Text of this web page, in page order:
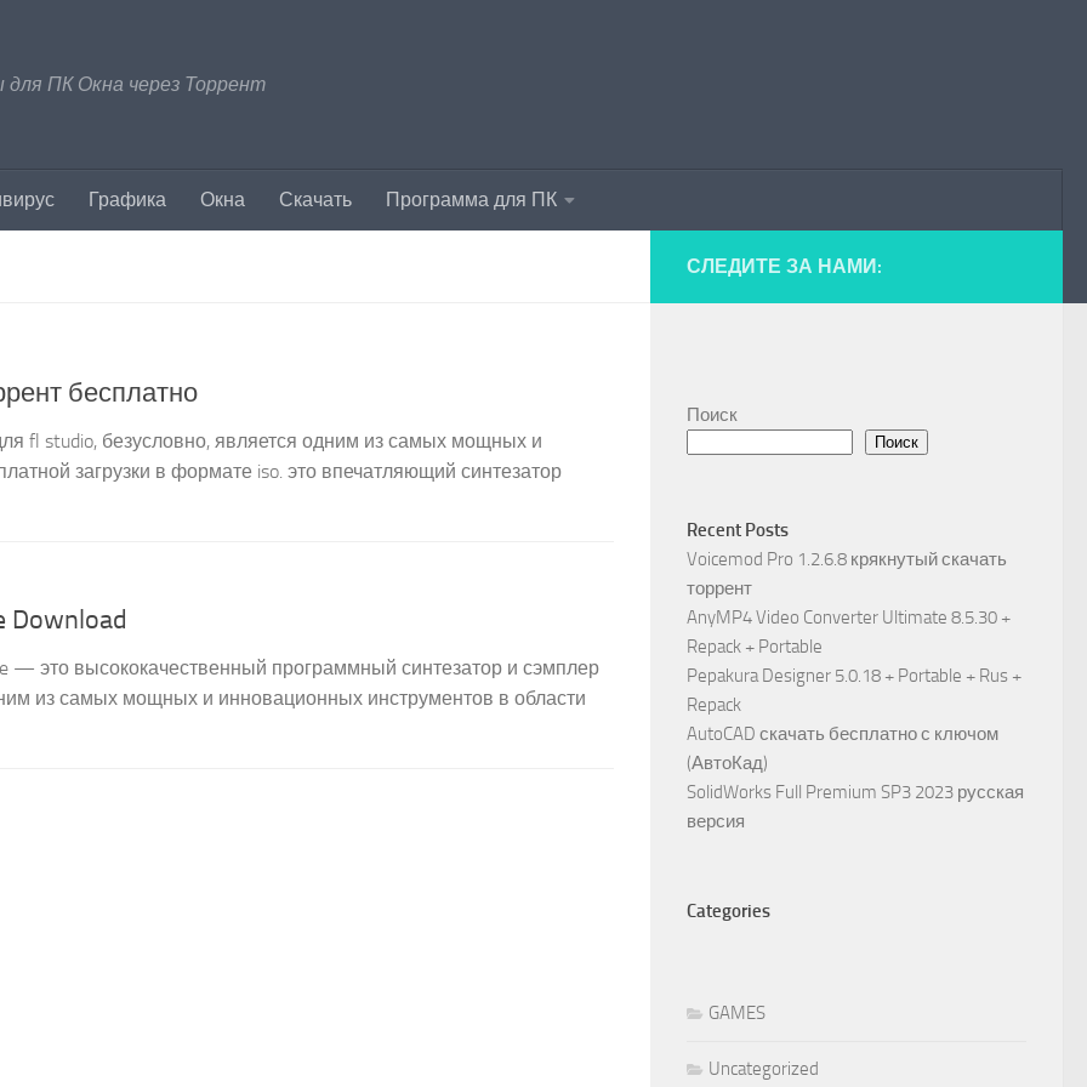
ПК Окна через Торрент
Графика Окна Скачать Программа для ПК
бесплатно
fl studio, безусловно, является одним из самых мощных и
загрузки в формате iso. это впечатляющий синтезатор
Download
— это высококачественный программный синтезатор и сэмплер
из самых мощных и инновационных инструментов в области
СЛЕДИТЕ ЗА НАМИ:
Поиск
Поиск
Recent Posts
Voicemod Pro 1.2.6.8 крякнутый скачать
торрент
AnyMP4 Video Converter Ultimate 8.5.30 +
Repack + Portable
Pepakura Designer 5.0.18 + Portable + Rus +
Repack
AutoCAD скачать бесплатно с ключом
(АвтоКад)
SolidWorks Full Premium SP3 2023 русская
версия
Categories
GAMES
Uncategorized